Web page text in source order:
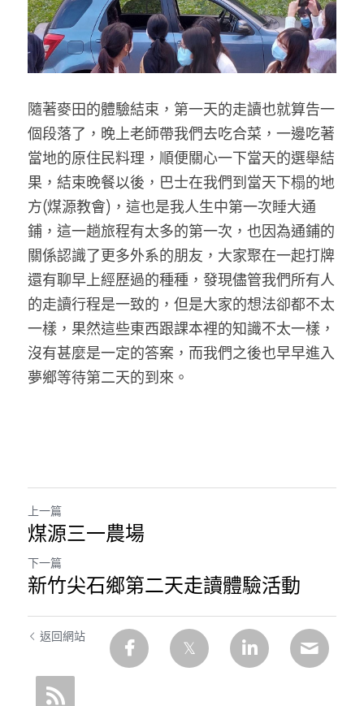
隨著麥田的體驗結束，第一天的走讀也就算告一
個段落了，晚上老師帶我們去吃合菜，一邊吃著
當地的原住民料理，順便關心一下當天的選舉結
果，結束晚餐以後，巴士在我們到當天下榻的地
方­­­(煤源教會)，這也是我人生中第一次睡大通
鋪，這一趟旅程有太多的第一次，也因為通鋪的
關係認識了更多外系的朋友，大家聚在一起打牌
還有聊早上經歷過的種種，發現儘管我們所有人
的走讀行程是一致的，但是大家的想法卻都不太
一樣，果然這些東西跟課本裡的知識不太一樣，
沒有甚麼是一定的答案，而我們之後也早早進入
夢鄉等待第二天的到來。
上一篇
煤源三一農場
下一篇
新竹尖石鄉第二天走讀體驗活動
返回網站